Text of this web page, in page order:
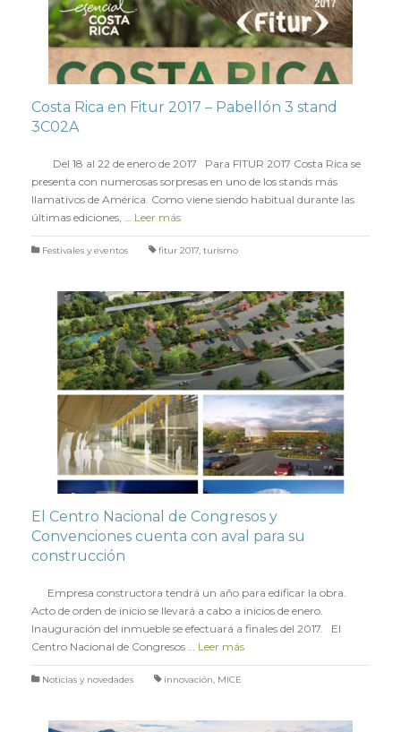
Costa Rica en Fitur 2017 – Pabellón 3 stand
3C02A
Del 18 al 22 de enero de 2017 Para FITUR 2017 Costa Rica se
presenta con numerosas sorpresas en uno de los stands más
llamativos de América. Como viene siendo habitual durante las
últimas ediciones, … Leer más
Festivales y eventos fitur 2017, turismo
El Centro Nacional de Congresos y
Convenciones cuenta con aval para su
construcción
Empresa constructora tendrá un año para edificar la obra.
Acto de orden de inicio se llevará a cabo a inicios de enero.
Inauguración del inmueble se efectuará a finales del 2017. El
Centro Nacional de Congresos … Leer más
Noticias y novedades innovación, MICE